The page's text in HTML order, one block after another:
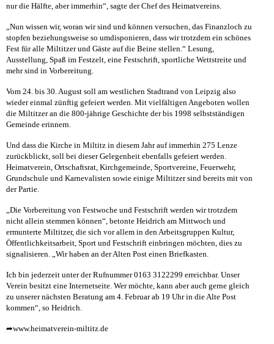
nur die Hälfte, aber immerhin“, sagte der Chef des Heimatvereins.
„Nun wissen wir, woran wir sind und können versuchen, das Finanzloch zu
stopfen beziehungsweise so umdisponieren, dass wir trotzdem ein schönes
Fest für alle Miltitzer und Gäste auf die Beine stellen.“ Lesung,
Ausstellung, Spaß im Festzelt, eine Festschrift, sportliche Wettstreite und
mehr sind in Vorbereitung.
Vom 24. bis 30. August soll am westlichen Stadtrand von Leipzig also
wieder einmal zünftig gefeiert werden. Mit vielfältigen Angeboten wollen
die Miltitzer an die 800-jährige Geschichte der bis 1998 selbstständigen
Gemeinde erinnern.
Und dass die Kirche in Miltitz in diesem Jahr auf immerhin 275 Lenze
zurückblickt, soll bei dieser Gelegenheit ebenfalls gefeiert werden.
Heimatverein, Ortschaftsrat, Kirchgemeinde, Sportvereine, Feuerwehr,
Grundschule und Karnevalisten sowie einige Miltitzer sind bereits mit von
der Partie.
„Die Vorbereitung von Festwoche und Festschrift werden wir trotzdem
nicht allein stemmen können“, betonte Heidrich am Mittwoch und
ermunterte Miltitzer, die sich vor allem in den Arbeitsgruppen Kultur,
Öffentlichkeitsarbeit, Sport und Festschrift einbringen möchten, dies zu
signalisieren. „Wir haben an der Alten Post einen Briefkasten.
Ich bin jederzeit unter der Rufnummer 0163 3122299 erreichbar. Unser
Verein besitzt eine Internetseite. Wer möchte, kann aber auch gerne gleich
zu unserer nächsten Beratung am 4. Februar ab 19 Uhr in die Alte Post
kommen“, so Heidrich.
➦www.heimatverein-miltitz.de